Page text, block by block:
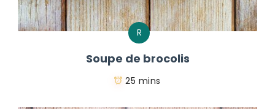
R
Soupe de brocolis
25 mins